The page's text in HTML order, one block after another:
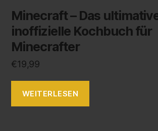
Minecraft – Das
inoffizielle Kochbuch für
Minecrafter
€19,99
WEITERLESEN